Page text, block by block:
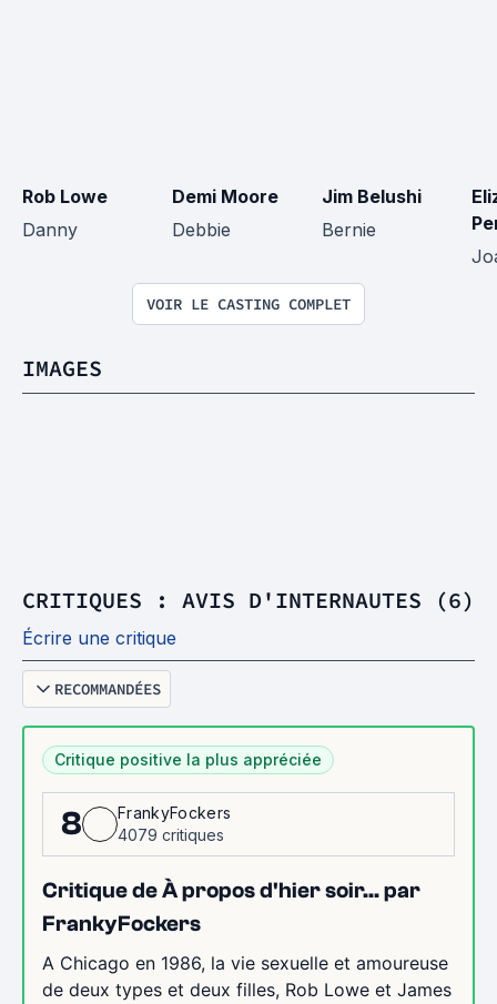
Rob Lowe
Danny
Demi Moore
Debbie
Jim Belushi
Bernie
VOIR LE CASTING COMPLET
IMAGES
CRITIQUES : AVIS D'INTERNAUTES (6)
Écrire une critique
RECOMMANDÉES
Critique positive la plus appréciée
8
FrankyFockers
4079 critiques
Critique de À propos d'hier soir... par
FrankyFockers
A Chicago en 1986, la vie sexuelle et amoureuse
de deux types et deux filles, Rob Lowe et James